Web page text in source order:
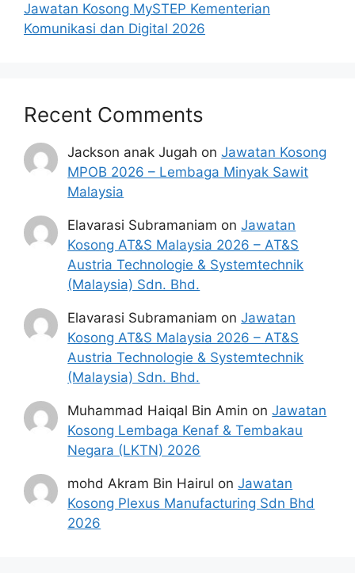
Jawatan Kosong MySTEP Kementerian
Komunikasi dan Digital 2026
Recent Comments
Jackson anak Jugah onJawatan Kosong
MPOB 2026 – Lembaga Minyak Sawit
Malaysia
Elavarasi Subramaniam onJawatan
Kosong AT&S Malaysia 2026 – AT&S
Austria Technologie & Systemtechnik
(Malaysia) Sdn. Bhd.
Elavarasi Subramaniam onJawatan
Kosong AT&S Malaysia 2026 – AT&S
Austria Technologie & Systemtechnik
(Malaysia) Sdn. Bhd.
Muhammad Haiqal Bin Amin onJawatan
Kosong Lembaga Kenaf & Tembakau
Negara (LKTN) 2026
mohd Akram Bin Hairul onJawatan
Kosong Plexus Manufacturing Sdn Bhd
2026